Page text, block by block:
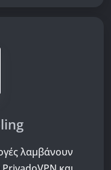
λαμβάνουν